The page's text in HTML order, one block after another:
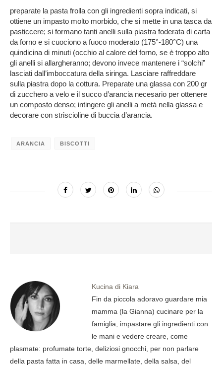
preparate la pasta frolla con gli ingredienti sopra indicati, si
ottiene un impasto molto morbido, che si mette in una tasca da
pasticcere; si formano tanti anelli sulla piastra foderata di carta
da forno e si cuociono a fuoco moderato (175°-180°C) una
quindicina di minuti (occhio al calore del forno, se è troppo alto
gli anelli si allargheranno; devono invece mantenere i “solchi”
lasciati dall’imboccatura della siringa. Lasciare raffreddare
sulla piastra dopo la cottura. Preparate una glassa con 200 gr
di zucchero a velo e il succo d’arancia necesario per ottenere
un composto denso; intingere gli anelli a metà nella glassa e
decorare con striscioline di buccia d’arancia.
ARANCIA BISCOTTI
Kucina di Kiara
Fin da piccola adoravo guardare mia
mamma (la Gianna) cucinare per la
famiglia, impastare gli ingredienti con
le mani e vedere creare, come
plasmate: profumate torte, deliziosi gnocchi, per non parlare
della pasta fatta in casa, delle marmellate, della salsa, del